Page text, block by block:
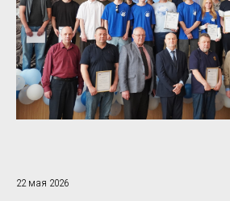
22 мая 2026